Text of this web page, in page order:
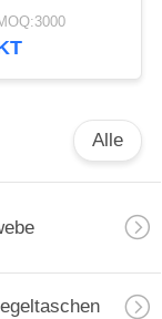
Eco
Alle